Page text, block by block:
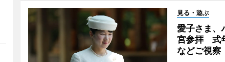
見る・遊ぶ
愛子さま、
宮参拝 式
などご視察